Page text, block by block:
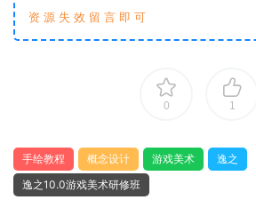
资 源 失 效 留 言 即 可
0 1
手绘教程 概念设计 游戏美术
逸之
逸之10.0游戏美术研修班